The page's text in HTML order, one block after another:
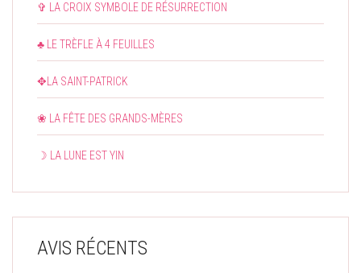
✞ LA CROIX SYMBOLE DE RÉSURRECTION
♣ LE TRÈFLE À 4 FEUILLES
✥LA SAINT-PATRICK
❀ LA FÊTE DES GRANDS-MÈRES
☽ LA LUNE EST YIN
AVIS RÉCENTS